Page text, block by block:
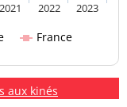
France
2021 2022 2023
aux kinés